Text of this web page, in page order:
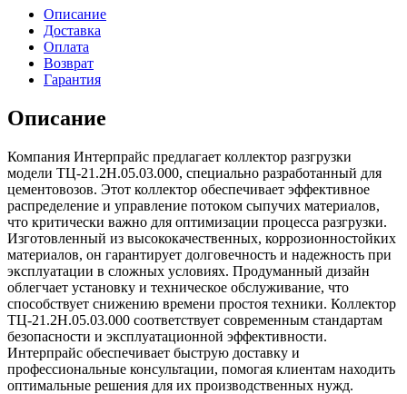
Описание
Доставка
Оплата
Возврат
Гарантия
Описание
Компания Интерпрайс предлагает коллектор разгрузки
модели ТЦ-21.2Н.05.03.000, специально разработанный для
цементовозов. Этот коллектор обеспечивает эффективное
распределение и управление потоком сыпучих материалов,
что критически важно для оптимизации процесса разгрузки.
Изготовленный из высококачественных, коррозионностойких
материалов, он гарантирует долговечность и надежность при
эксплуатации в сложных условиях. Продуманный дизайн
облегчает установку и техническое обслуживание, что
способствует снижению времени простоя техники. Коллектор
ТЦ-21.2Н.05.03.000 соответствует современным стандартам
безопасности и эксплуатационной эффективности.
Интерпрайс обеспечивает быструю доставку и
профессиональные консультации, помогая клиентам находить
оптимальные решения для их производственных нужд.